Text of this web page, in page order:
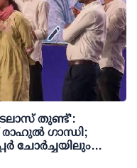
തുണ്ട്':
രാഹുല്‍ ഗാന്ധി;
ചോര്‍ച്ചയിലും